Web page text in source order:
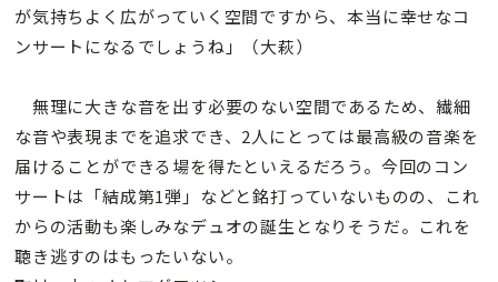
が気持ちよく広がっていく空間ですから、本当に幸せなコ
ンサートになるでしょうね」（大萩）
無理に大きな音を出す必要のない空間であるため、繊細
な音や表現までを追求でき、2人にとっては最高級の音楽を
届けることができる場を得たといえるだろう。今回のコン
サートは「結成第1弾」などと銘打っていないものの、これ
からの活動も楽しみなデュオの誕生となりそうだ。これを
聴き逃すのはもったいない。